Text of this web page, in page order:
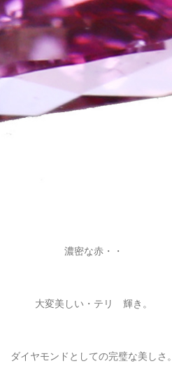
濃密な赤・・
大変美しい・テリ 輝き。
ダイヤモンドとしての完璧な美しさ。